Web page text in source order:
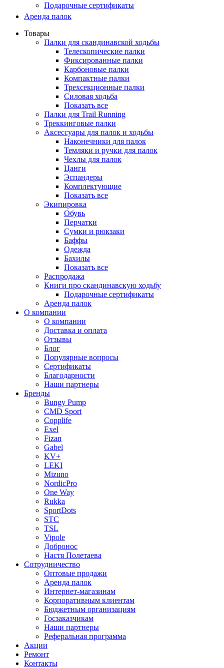
Подарочные сертификаты
Аренда палок
Товары
Палки для скандинавской ходьбы
Телескопические палки
Фиксированные палки
Карбоновые палки
Компактные палки
Трехсекционные палки
Силовая ходьба
Показать все
Палки для Trail Running
Треккинговые палки
Аксессуары для палок и ходьбы
Наконечники для палок
Темляки и ручки для палок
Чехлы для палок
Цанги
Эспандеры
Комплектующие
Показать все
Экипировка
Обувь
Перчатки
Сумки и рюкзаки
Баффы
Одежда
Бахилы
Показать все
Распродажа
Книги про скандинавскую ходьбу
Подарочные сертификаты
Аренда палок
О компании
О компании
Доставка и оплата
Отзывы
Блог
Популярные вопросы
Сертификаты
Благодарности
Наши партнеры
Бренды
Bungy Pump
CMD Sport
Copplife
Exel
Fizan
Gabel
KV+
LEKI
Mizuno
NordicPro
One Way
Rukka
SportDots
STC
TSL
Vipole
Добронос
Настя Полетаева
Сотрудничество
Оптовые продажи
Аренда палок
Интернет-магазинам
Корпоративным клиентам
Бюджетным организациям
Госзаказчикам
Наши партнеры
Реферальная программа
Акции
Ремонт
Контакты